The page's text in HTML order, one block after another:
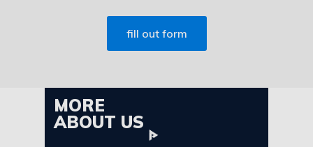
fill out form
MORE
ABOUT US